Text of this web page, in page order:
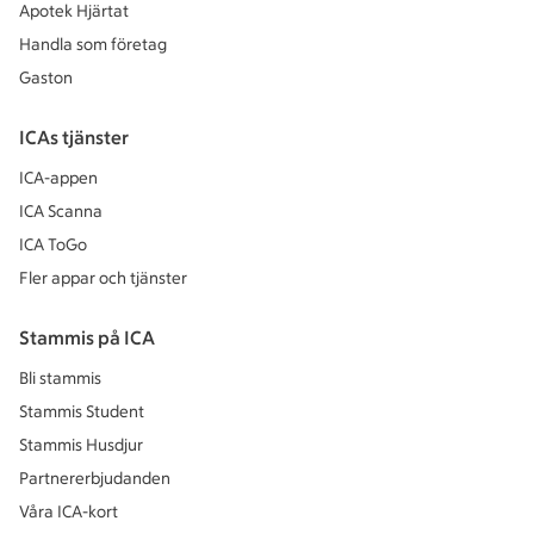
Apotek Hjärtat
Handla som företag
Gaston
ICAs tjänster
ICA-appen
ICA Scanna
ICA ToGo
Fler appar och tjänster
Stammis på ICA
Bli stammis
Stammis Student
Stammis Husdjur
Partnererbjudanden
Våra ICA-kort